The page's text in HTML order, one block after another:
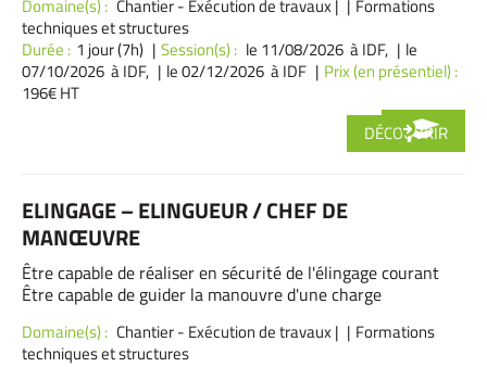
Domaine(s) : Chantier - Exécution de travaux|
Formations
techniques et structures
Durée : 1 jour (7h) Session(s) : le 11/08/2026 à IDF,
le
07/10/2026 à IDF,
le 02/12/2026 à IDF
Prix (en présentiel) :
196€ HT
DÉCOUVRIR
ELINGAGE – ELINGUEUR / CHEF DE
MANŒUVRE
Être capable de réaliser en sécurité de l'élingage courant
Être capable de guider la manouvre d'une charge
Domaine(s) : Chantier - Exécution de travaux|
Formations
techniques et structures